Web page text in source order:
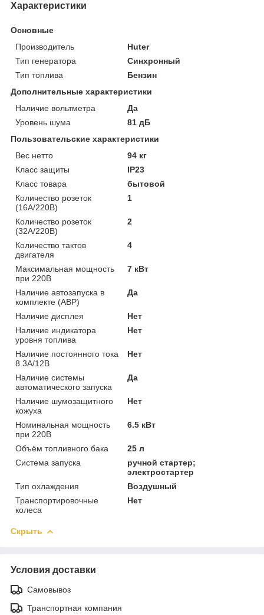
Характеристики
Основные
Производитель
Huter
Тип генератора
Синхронный
Тип топлива
Бензин
Дополнительные характеристики
Наличие вольтметра
Да
Уровень шума
81 дБ
Пользовательские характеристики
Вес нетто
94 кг
Класс защиты
IP23
Класс товара
бытовой
Количество розеток
(16А/220В)
1
Количество розеток
(32А/220В)
2
Количество тактов
двигателя
4
Максимальная мощность
при 220В
7 кВт
Наличие автозапуска в
комплекте (АВР)
Да
Наличие дисплея
Нет
Наличие индикатора
уровня топлива
Нет
Наличие постоянного тока
8.3А/12В
Нет
Наличие системы
автоматического запуска
Да
Наличие шумозащитного
кожуха
Нет
Номинальная мощность
при 220В
6.5 кВт
Объём топливного бака
25 л
Система запуска
ручной стартер;
электростартер
Тип охлаждения
Воздушный
Транспортировочные
колеса
Нет
Скрыть
Условия доставки
Самовывоз
Транспортная компания